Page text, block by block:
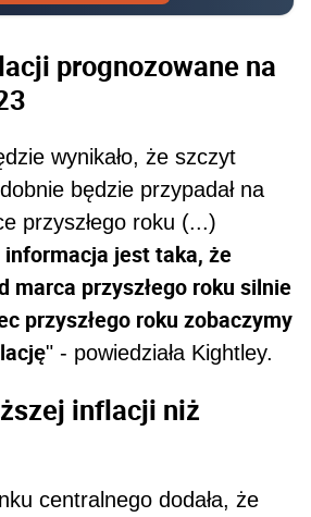
prognozowane na
wynikało, że szczyt
będzie przypadał na
przyszłego roku (...)
informacja jest taka, że
marca przyszłego roku silnie
przyszłego roku zobaczymy
" - powiedziała Kightley.
inflacji niż
centralnego dodała, że